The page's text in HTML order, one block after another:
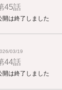
45話
開は終了しました
03/19
44話
開は終了しました